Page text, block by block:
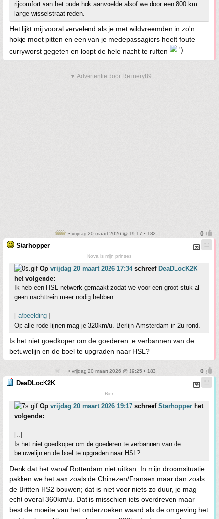
rijcomfort van het oude hok aanvoelde alsof we door een 800 km
lange wisselstraat reden.
Het lijkt mij vooral vervelend als je met wildvreemden in zo'n
hokje moet pitten en een van je medepassagiers heeft foute
curryworst gegeten en loopt de hele nacht te ruften
▼ Advertentie door Refinery89
• vrijdag 20 maart 2026 @ 19:17 • 182
Starhopper
Nova is mijn prinses
Op vrijdag 20 maart 2026 17:34schreef DeaDLocK2K
het volgende:
Ik heb een HSL netwerk gemaakt zodat we voor een groot stuk al
geen nachttrein meer nodig hebben:
[ afbeelding ]
Op alle rode lijnen mag je 320km/u. Berlijn-Amsterdam in 2u rond.
Is het niet goedkoper om de goederen te verbannen van de
betuwelijn en de boel te upgraden naar HSL?
• vrijdag 20 maart 2026 @ 19:25 • 183
DeaDLocK2K
Bier.
Op vrijdag 20 maart 2026 19:17 schreef Starhopper het
volgende:
[..]
Is het niet goedkoper om de goederen te verbannen van de
betuwelijn en de boel te upgraden naar HSL?
Denk dat het vanaf Rotterdam niet uitkan. In mijn droomsituatie
pakken we het aan zoals de Chinezen/Fransen maar dan zoals
de Britten HS2 bouwen; dat is niet voor niets zo duur, je mag
echt overal 360km/u. Dat is misschien iets overdreven maar
best de moeite van het onderzoeken waard als de omgeving het